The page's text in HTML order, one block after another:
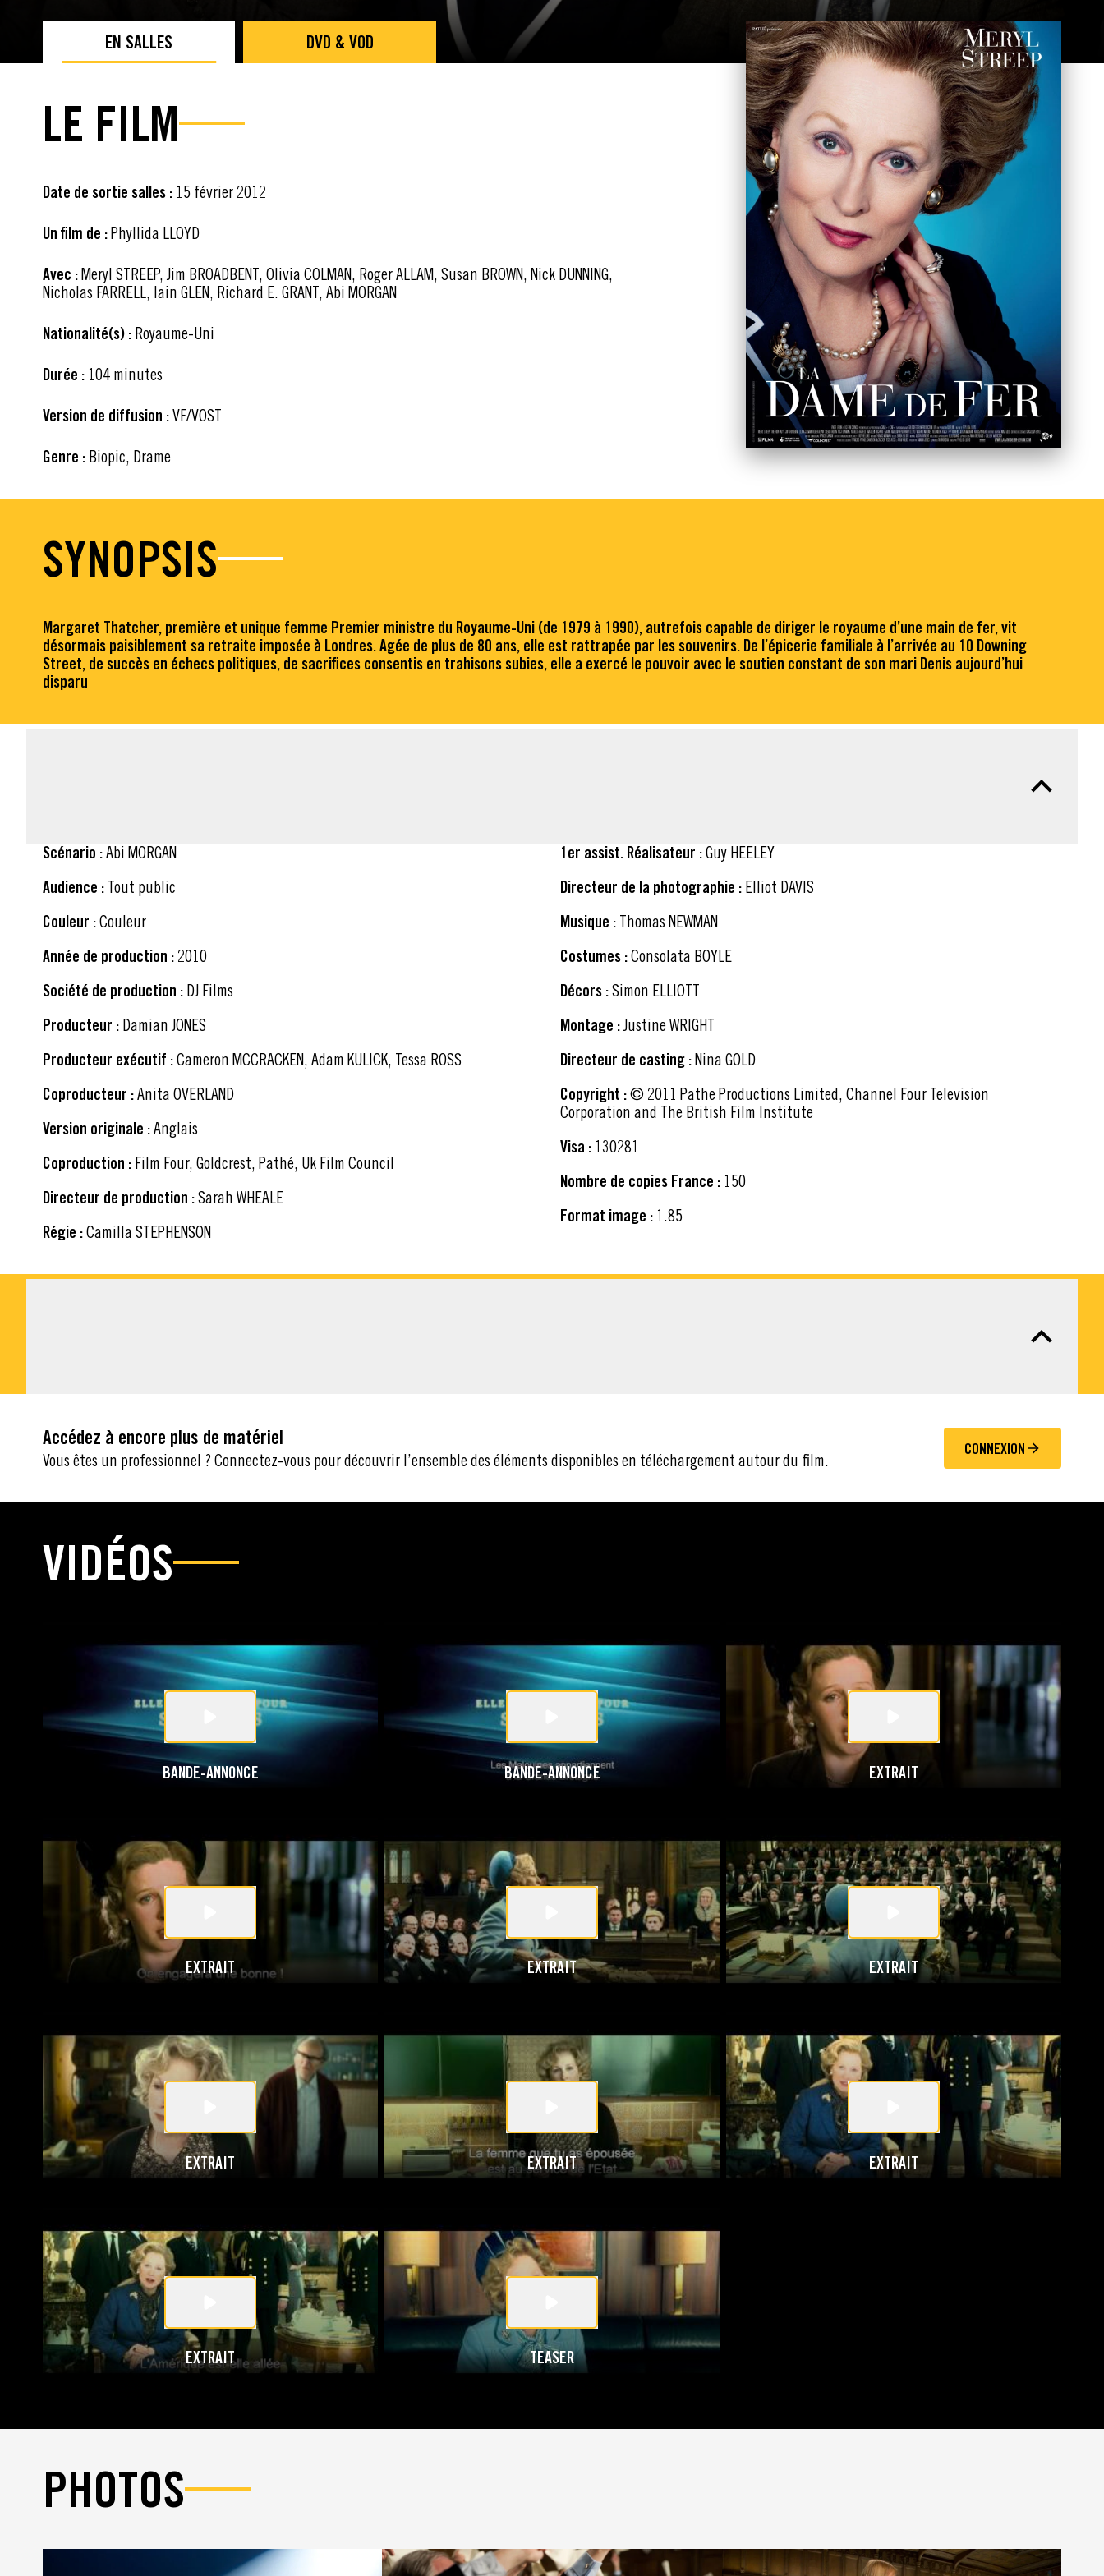
EN SALLES DVD & VOD
LE FILM
Date de sortie salles : 15 février 2012
Un film de :Phyllida LLOYD
Avec :Meryl STREEP, Jim BROADBENT, Olivia COLMAN, Roger ALLAM, Susan BROWN, Nick DUNNING,
Nicholas FARRELL, Iain GLEN, Richard E. GRANT, Abi MORGAN
Nationalité(s) : Royaume-Uni
Durée : 104 minutes
Version de diffusion :VF/VOST
Genre : Biopic, Drame
SYNOPSIS
Margaret Thatcher, première et unique femme Premier ministre du Royaume-Uni (de 1979 à 1990), autrefois capable de diriger le royaume d’une main de fer, vit
désormais paisiblement sa retraite imposée à Londres. Agée de plus de 80 ans, elle est rattrapée par les souvenirs. De l’épicerie familiale à l’arrivée au 10 Downing
Street, de succès en échecs politiques, de sacrifices consentis en trahisons subies, elle a exercé le pouvoir avec le soutien constant de son mari Denis aujourd’hui
disparu
Scénario :Abi MORGAN
Audience : Tout public
Couleur :Couleur
Année de production : 2010
Société de production : DJ Films
Producteur : Damian JONES
Producteur exécutif :Cameron MCCRACKEN, Adam KULICK, Tessa ROSS
Coproducteur :Anita OVERLAND
Version originale :Anglais
Coproduction : Film Four, Goldcrest, Pathé, Uk Film Council
Directeur de production :Sarah WHEALE
Régie :Camilla STEPHENSON
1er assist. Réalisateur :Guy HEELEY
Directeur de la photographie : Elliot DAVIS
Musique : Thomas NEWMAN
Costumes :Consolata BOYLE
Décors :Simon ELLIOTT
Montage :Justine WRIGHT
Directeur de casting :Nina GOLD
Copyright :
Corporation and The British Film Institute
Visa : 130281
Nombre de copies France : 150
Format image : 1.85
Accédez à encore plus de matériel
Vous êtes un professionnel ? Connectez-vous pour découvrir l’ensemble des éléments disponibles en téléchargement autour du film.
CONNEXION
VIDÉOS
BANDE-ANNONCE BANDE-ANNONCE EXTRAIT
EXTRAIT EXTRAIT EXTRAIT
EXTRAIT EXTRAIT EXTRAIT
EXTRAIT TEASER
PHOTOS